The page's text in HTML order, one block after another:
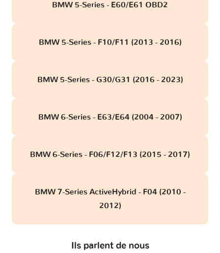
BMW 5-Series - E60/E61 OBD2
BMW 5-Series - F10/F11 (2013 - 2016)
BMW 5-Series - G30/G31 (2016 - 2023)
BMW 6-Series - E63/E64 (2004 - 2007)
BMW 6-Series - F06/F12/F13 (2015 - 2017)
BMW 7-Series ActiveHybrid - F04 (2010 -
2012)
Ils parlent de nous